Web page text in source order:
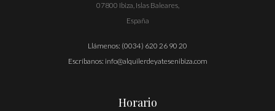
07800 Ibiza, Islas Baleares,
España
Llámenos: (0034) 620 26 90 20
Escríbanos: info@alquilerdeyatesenibiza.com
Horario